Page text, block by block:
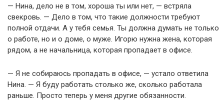
— Нина, дело не в том, хороша ты или нет, — встряла
свекровь. — Дело в том, что такие должности требуют
полной отдачи. А у тебя семья. Ты должна думать не только
о работе, но и о доме, о муже. Игорю нужна жена, которая
рядом, а не начальница, которая пропадает в офисе.
— Я не собираюсь пропадать в офисе, — устало ответила
Нина. — Я буду работать столько же, сколько работала
раньше. Просто теперь у меня другие обязанности.